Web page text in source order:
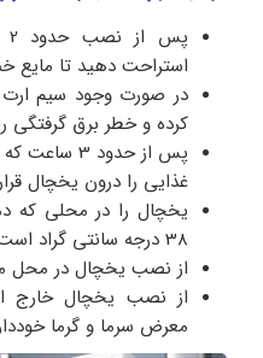
استراحت دهید تا مایع
در صورت وجود سیم ارت
کرده و خطر برق
پس از
غذایی را درون یخچال
38 درجه سانتی گراد است نصب نکنید.
از نصب یخچال در محل
از نصب یخچال خارج
معرض سرما و گرما